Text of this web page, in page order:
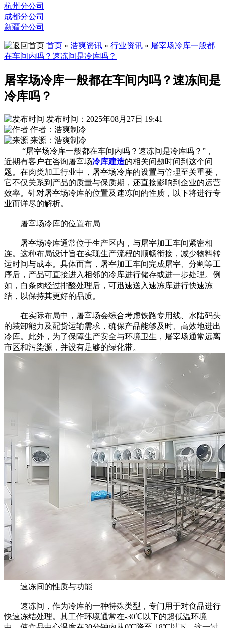
杭州分公司
成都分公司
新疆分公司
首页 » 浩爽资讯 » 行业资讯 » 屠宰场冷库一般都
在车间内吗？速冻间是冷库吗？
屠宰场冷库一般都在车间内吗？速冻间是
冷库吗？
发布时间：2025年08月27日 19:41
作者：浩爽制冷
来源：浩爽制冷
“屠宰场冷库一般都在车间内吗？速冻间是冷库吗？”，
近期有客户在咨询屠宰场冷库建造的相关问题时问到这个问
题。在肉类加工行业中，屠宰场冷库的设置与管理至关重要，
它不仅关系到产品的质量与保质期，还直接影响到企业的运营
效率。针对屠宰场冷库的位置及速冻间的性质，以下将进行专
业而详尽的解析。
屠宰场冷库的位置布局
屠宰场冷库通常位于生产区内，与屠宰加工车间紧密相
连。这种布局设计旨在实现生产流程的顺畅衔接，减少物料转
运时间与成本。具体而言，屠宰加工车间完成屠宰、分割等工
序后，产品可直接进入相邻的冷库进行储存或进一步处理。例
如，白条肉经过排酸处理后，可迅速送入速冻库进行快速冻
结，以保持其更好的品质。
在实际布局中，屠宰场会综合考虑铁路专用线、水陆码头
的装卸能力及配货运输需求，确保产品能够及时、高效地进出
冷库。此外，为了保障生产安全与环境卫生，屠宰场通常远离
市区和污染源，并设有足够的绿化带。
速冻间的性质与功能
速冻间，作为冷库的一种特殊类型，专门用于对食品进行
快速冻结处理。其工作环境通常在-30℃以下的超低温环境